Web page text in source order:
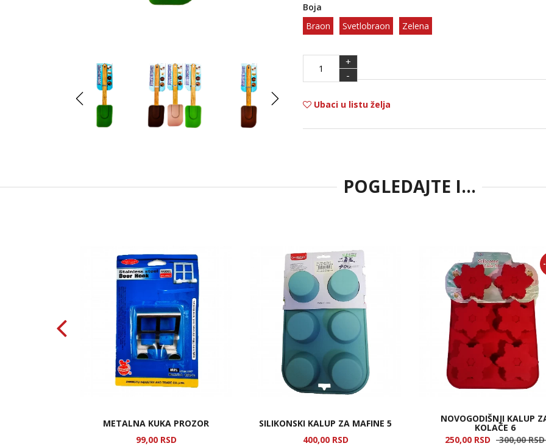
Boja
Braon
Svetlobraon Zelena
+
-
Ubaci u listu želja
POGLEDAJTE I...
METALNA KUKA PROZOR
99,00 RSD
SILIKONSKI KALUP ZA MAFINE 5
400,00 RSD
NOVOGODIŠNJI KALUP
KOLAČE 6
250,00 RSD 300,00 RSD